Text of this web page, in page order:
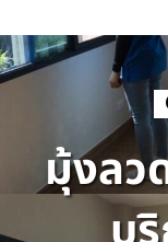
มุ้งลว